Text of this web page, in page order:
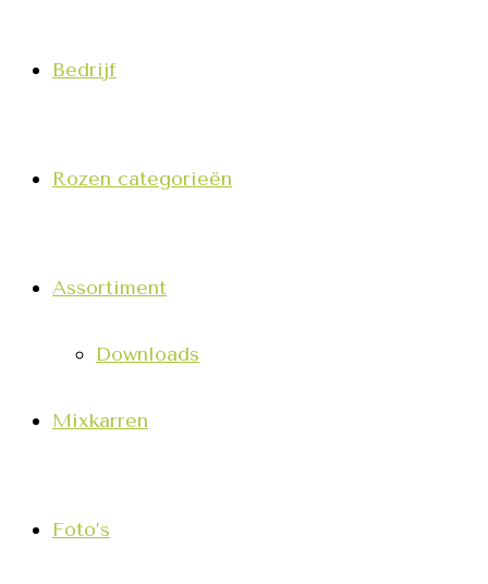
Bedrijf
Rozen categorieën
Assortiment
Downloads
Mixkarren
Foto’s